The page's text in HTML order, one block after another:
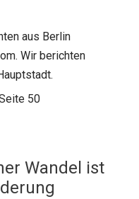
aus Berlin
Wir berichten
50
Wandel ist